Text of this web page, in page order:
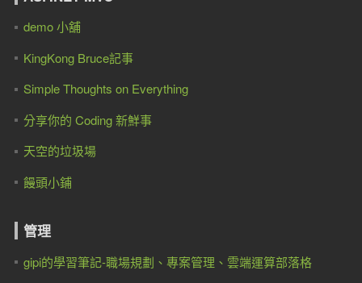
demo 小舖
KingKong Bruce記事
Simple Thoughts on Everything
分享你的 Coding 新鮮事
天空的垃圾場
饅頭小鋪
管理
gipi的學習筆記-職場規劃、專案管理、雲端運算部落格